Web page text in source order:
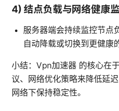
4) 结点负载与网络健康
服务器端会持续监控节点
自动降载或切换到更健康
小结：Vpn加速器 的核心在
议、网络优化策略来降低延
网络下保持稳定性。